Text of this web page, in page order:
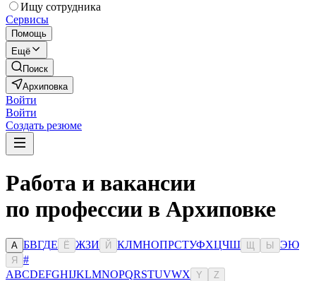
Ищу сотрудника
Сервисы
Помощь
Ещё
Поиск
Архиповка
Войти
Войти
Создать резюме
Работа и вакансии
по профессии в Архиповке
А БВГДЕ Ё ЖЗИ Й КЛМНОПРСТУФХЦЧШ Ы ЭЮ
Я
#
ABCDEFGHIJKLMNOPQRSTUVWX Y Z